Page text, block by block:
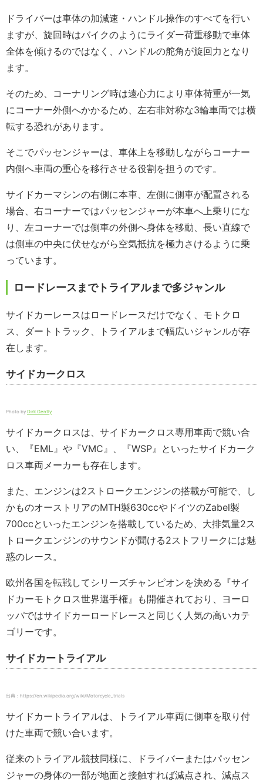
ドライバーは車体の加減速・ハンドル操作のすべてを行い
ますが、旋回時はバイクのようにライダー荷重移動で車体
全体を傾けるのではなく、ハンドルの舵角が旋回力となり
ます。
そのため、コーナリング時は遠心力により車体荷重が一気
にコーナー外側へかかるため、左右非対称な3輪車両では横
転する恐れがあります。
そこでパッセンジャーは、車体上を移動しながらコーナー
内側へ車両の重心を移行させる役割を担うのです。
サイドカーマシンの右側に本車、左側に側車が配置される
場合、右コーナーではパッセンジャーが本車へ上乗りにな
り、左コーナーでは側車の外側へ身体を移動、長い直線で
は側車の中央に伏せながら空気抵抗を極力さけるように乗
っています。
ロードレースまでトライアルまで多ジャンル
サイドカーレースはロードレースだけでなく、モトクロ
ス、ダートトラック、トライアルまで幅広いジャンルが存
在します。
サイドカークロス
Photo by Dirk Gently
サイドカークロスは、サイドカークロス専用車両で競い合
い、『EML』や『VMC』、『WSP』といったサイドカーク
ロス車両メーカーも存在します。
また、エンジンは2ストロークエンジンの搭載が可能で、し
かものオーストリアのMTH製630ccやドイツのZabel製
700ccといったエンジンを搭載しているため、大排気量2ス
トロークエンジンのサウンドが聞ける2ストフリークには魅
惑のレース。
欧州各国を転戦してシリーズチャンピオンを決める『サイ
ドカーモトクロス世界選手権』も開催されており、ヨーロ
ッパではサイドカーロードレースと同じく人気の高いカテ
ゴリーです。
サイドカートライアル
出典：https://en.wikipedia.org/wiki/Motorcycle_trials
サイドカートライアルは、トライアル車両に側車を取り付
けた車両で競い合います。
従来のトライアル競技同様に、ドライバーまたはパッセン
ジャーの身体の一部が地面と接触すれば減点され、減点ス